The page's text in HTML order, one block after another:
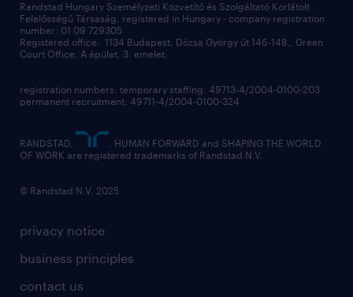
digital
contact us
privacy notice
business principles
contact us
Randstad Hungary Személyzeti Közvetítő és Szolgáltató Korlátolt
Felelősségű Társaság, registered in Hungary - company registration
number: 01 09 729305
Registered office: 1134 Budapest, Dózsa György út 146-148., Green
Court Office, A épület, 3. emelet,
registration numbers: temporary staffing: 49713-4/2004-0100-203
permanent recruitment: 49711-4/2004-0100-324
RANDSTAD,
, HUMAN FORWARD and SHAPING THE WORLD
OF WORK are registered trademarks of Randstad N.V.
© Randstad N.V. 2025